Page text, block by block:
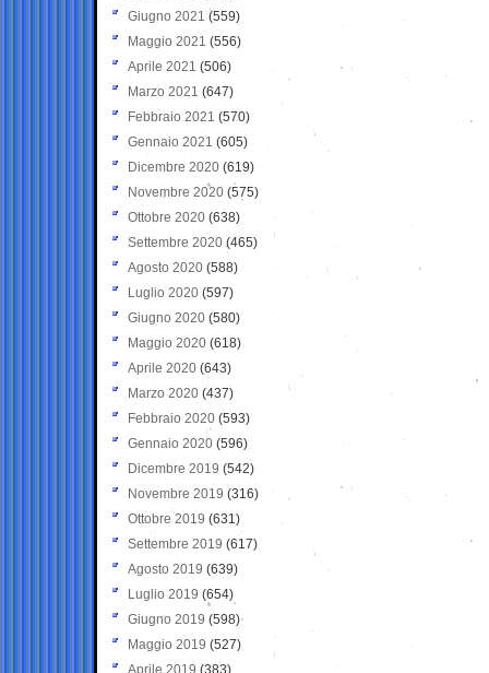
Giugno 2021(559)
Maggio 2021 (556)
Aprile 2021 (506)
Marzo 2021 (647)
Febbraio 2021 (570)
Gennaio 2021 (605)
Dicembre 2020 (619)
Novembre 2020 (575)
Ottobre 2020 (638)
Settembre 2020(465)
Agosto 2020 (588)
Luglio 2020 (597)
Giugno 2020 (580)
Maggio 2020 (618)
Aprile 2020 (643)
Marzo 2020 (437)
Febbraio 2020 (593)
Gennaio 2020 (596)
Dicembre 2019 (542)
Novembre 2019 (316)
Ottobre 2019 (631)
Settembre 2019 (617)
Agosto 2019 (639)
Luglio 2019 (654)
Giugno 2019 (598)
Maggio 2019 (527)
Aprile 2019 (383)